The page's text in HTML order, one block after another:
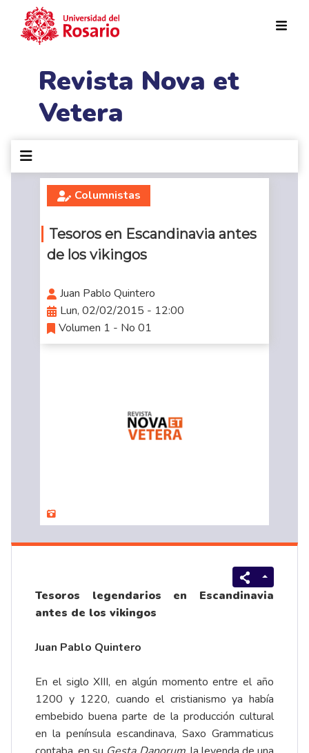
Revista Nova et
Vetera
Columnistas
Tesoros en Escandinavia antes
de los vikingos
Juan Pablo Quintero
Lun, 02/02/2015 - 12:00
Volumen 1 - No 01
Tesoros legendarios en Escandinavia
antes de los vikingos
Juan Pablo Quintero
En el siglo XIII, en algún momento entre el año
1200 y 1220, cuando el cristianismo ya había
embebido buena parte de la producción cultural
en la península escandinava, Saxo Grammaticus